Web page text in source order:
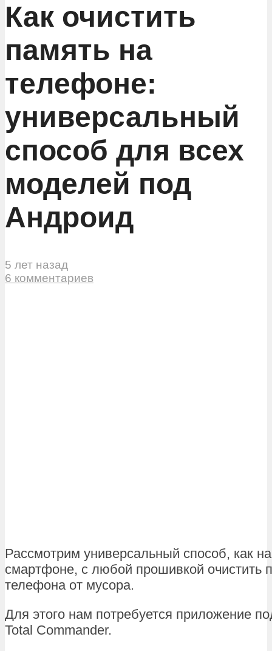
Как очистить
память на
телефоне:
универсальный
способ для всех
моделей под
Андроид
5 лет назад
6 комментариев
Рассмотрим универсальный способ, как
смартфоне, с любой прошивкой очистить
телефона от мусора.
Для этого нам потребуется приложение
Total Commander.